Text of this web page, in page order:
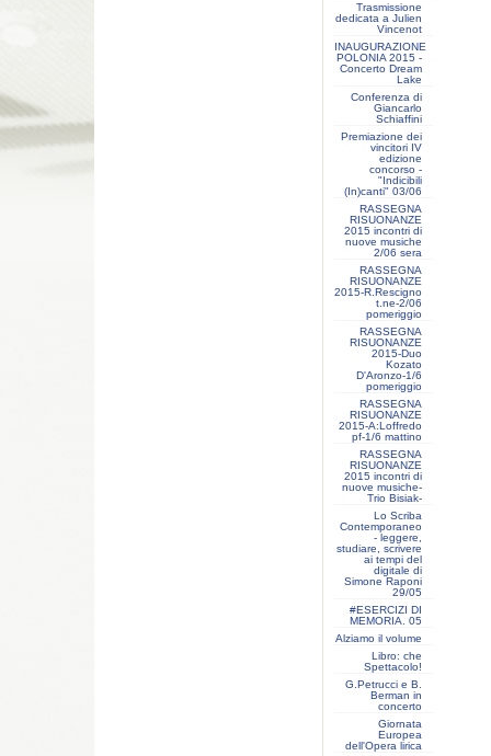
Trasmissione
dedicata a Julien
Vincenot
INAUGURAZIONE
POLONIA 2015 -
Concerto Dream
Lake
Conferenza di
Giancarlo
Schiaffini
Premiazione dei
vincitori IV
edizione
concorso -
"Indicibili
(In)canti" 03/06
RASSEGNA
RISUONANZE
2015 incontri di
nuove musiche
2/06 sera
RASSEGNA
RISUONANZE
2015-R.Rescigno
t.ne-2/06
pomeriggio
RASSEGNA
RISUONANZE
2015-Duo
Kozato
D'Aronzo-1/6
pomeriggio
RASSEGNA
RISUONANZE
2015-A:Loffredo
pf-1/6 mattino
RASSEGNA
RISUONANZE
2015 incontri di
nuove musiche-
Trio Bisiak-
Lo Scriba
Contemporaneo
- leggere,
studiare, scrivere
ai tempi del
digitale di
Simone Raponi
29/05
#ESERCIZI DI
MEMORIA. 05
Alziamo il volume
Libro: che
Spettacolo!
G.Petrucci e B.
Berman in
concerto
Giornata
Europea
dell'Opera lirica